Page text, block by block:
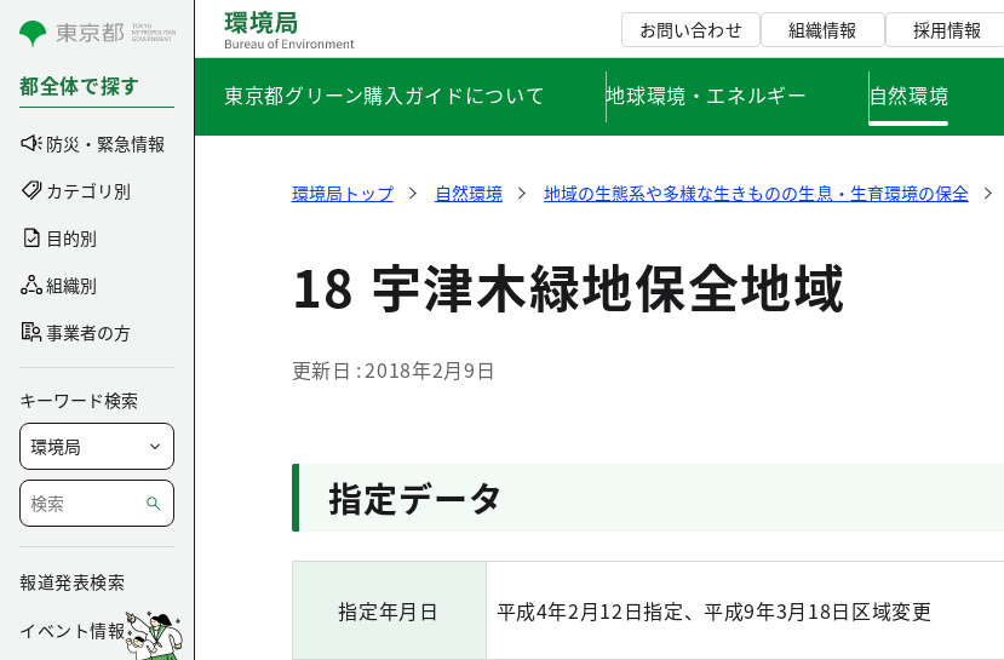
コンテンツにスキップ
都全体で探す
防災・緊急情報
カテゴリ別
目的別
組織別
事業者の方
キーワード検索
報道発表検索
イベント情報
お問い合わせ 組織情報 採用情報
東京都グリーン購入ガイドについて 地球環境・エネルギー 自然環境
環境局トップ 自然環境 地域の生態系や多様な生きものの生息・生育環境の保全
18 宇津木緑地保全地域
更新日 2018年2月9日
指定データ
指定年月日 平成4年2月12日指定、平成9年3月18日区域変更